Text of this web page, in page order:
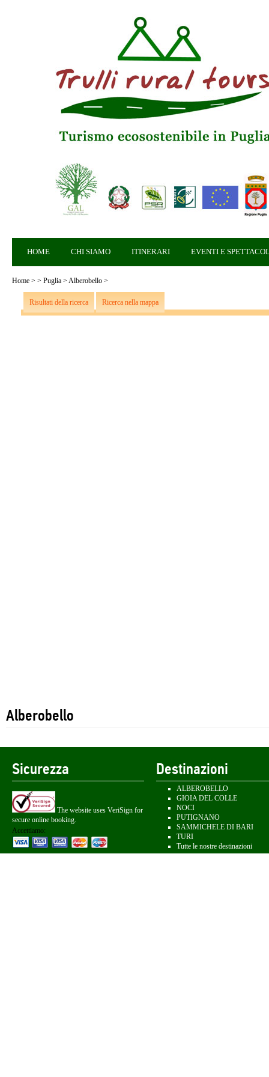
HOME CHI SIAMO ITINERARI EVENTI E
Home > > Puglia > Alberobello >
Risultati della ricerca Ricerca nella mappa
Alberobello
Sicurezza
The website uses VeriSign for
secure online booking.
Accettiamo:
Destinazioni
ALBEROBELLO
GIOIA DEL COLLE
NOCI
PUTIGNANO
SAMMICHELE DI BARI
TURI
Tutte le nostre destinazioni